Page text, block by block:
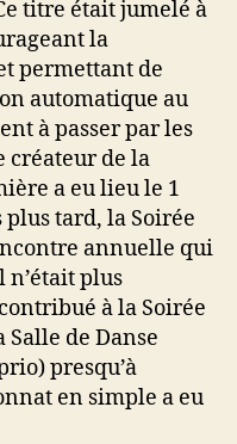
titre était jumelé à
la
permettant de
automatique au
à passer par les
créateur de la
a eu lieu le 1
plus tard, la Soirée
annuelle qui
n’était plus
à la Soirée
de Danse
presqu’à
en simple a eu